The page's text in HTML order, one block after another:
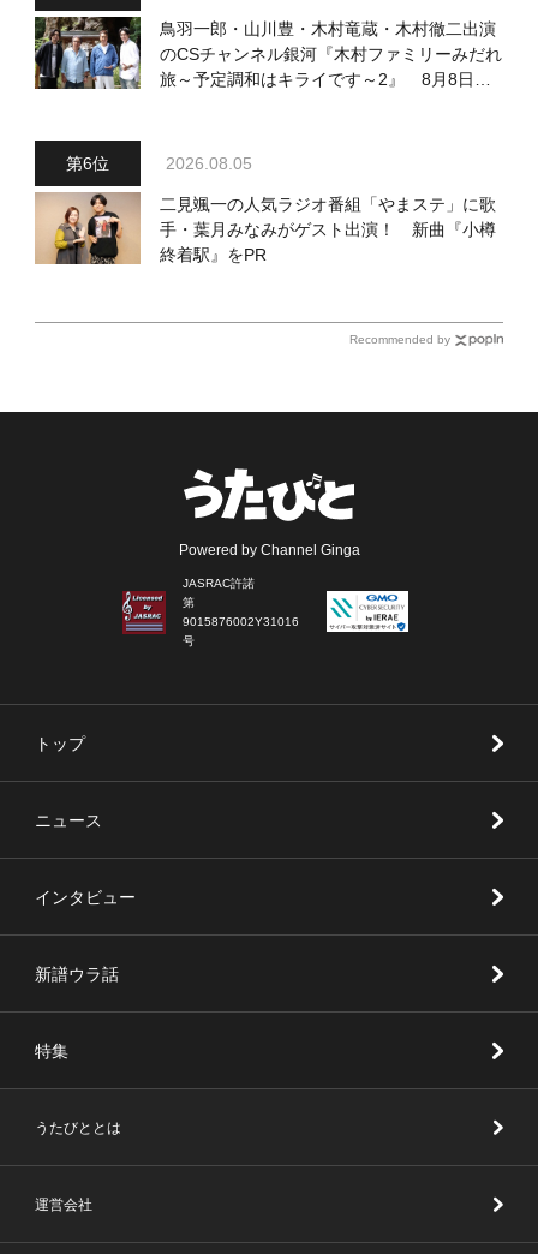
鳥羽一郎・山川豊・木村竜蔵・木村徹二出演
のCSチャンネル銀河『木村ファミリーみだれ
旅～予定調和はキライです～2』 8月8日
2026.08.05
二見颯一の人気ラジオ番組「やまステ」に歌
手・葉月みなみがゲスト出演！ 新曲『小樽
終着駅』をPR
Recommended by
Powered by Channel Ginga
JASRAC許諾
第
9015876002Y31016
号
トップ
ニュース
インタビュー
新譜ウラ話
特集
うたびととは
運営会社